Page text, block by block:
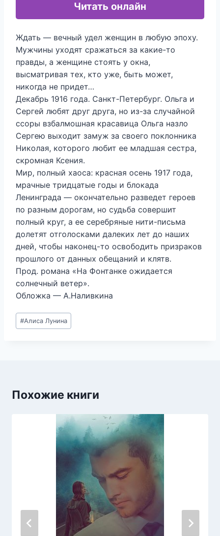
Читать онлайн
Ждать — вечный удел женщин в любую эпоху.
Мужчины уходят сражаться за какие-то
правды, а женщине стоять у окна,
высматривая тех, кто уже, быть может,
никогда не придет…
Декабрь 1916 года. Санкт-Петербург. Ольга и
Сергей любят друг друга, но из-за случайной
ссоры взбалмошная красавица Ольга назло
Сергею выходит замуж за своего поклонника
Николая, которого любит ее младшая сестра,
скромная Ксения.
Мир, полный хаоса: красная осень 1917 года,
мрачные тридцатые годы и блокада
Ленинграда — окончательно разведет героев
по разным дорогам, но судьба совершит
полный круг, а ее серебряные нити-письма
долетят отголосками далеких лет до наших
дней, чтобы наконец-то освободить призраков
прошлого от данных обещаний и клятв.
Прод. романа «На Фонтанке ожидается
солнечный ветер».
Обложка — А.Наливкина
Метки
записи:
#Алиса Лунина
Похожие книги